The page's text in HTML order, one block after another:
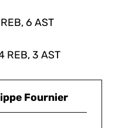
6 AST
REB, 3 AST
Fournier